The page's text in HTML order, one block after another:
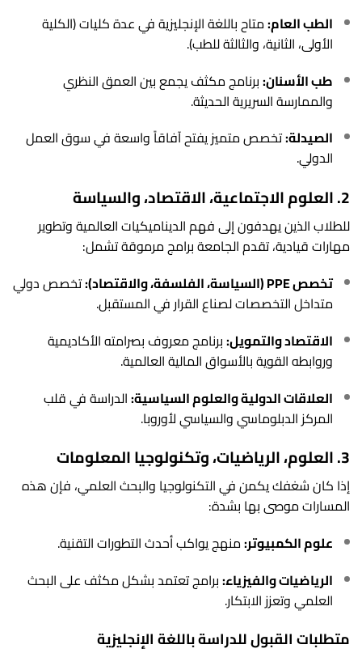
الطب العام:متاح باللغة الإنجليزية في عدة كليات (الكلية
الأولى، الثانية، والثالثة للطب).
طب الأسنان:برنامج مكثف يجمع بين العمق النظري
والممارسة السريرية الحديثة.
الصيدلة:تخصص متميز يفتح آفاقاً واسعة في سوق العمل
الدولي.
2. العلوم الاجتماعية، الاقتصاد، والسياسة
للطلاب الذين يهدفون إلى فهم الديناميكيات العالمية وتطوير
مهارات قيادية، تقدم الجامعة برامج مرموقة تشمل:
تخصص PPE (السياسة، الفلسفة، والاقتصاد):
تخصص دولي
متداخل التخصصات لصناع القرار في المستقبل.
الاقتصاد والتمويل:برنامج معروف بصرامته الأكاديمية
وروابطه القوية بالأسواق المالية العالمية.
العلاقات الدولية والعلوم السياسية:الدراسة في قلب
المركز الدبلوماسي والسياسي لأوروبا.
3. العلوم، الرياضيات، وتكنولوجيا المعلومات
إذا كان شغفك يكمن في التكنولوجيا والبحث العلمي، فإن هذه
المسارات موصى بها بشدة:
علوم الكمبيوتر:منهج يواكب أحدث التطورات التقنية.
الرياضيات والفيزياء:برامج تعتمد بشكل مكثف على البحث
العلمي وتعزز الابتكار.
متطلبات القبول للدراسة باللغة الإنجليزية